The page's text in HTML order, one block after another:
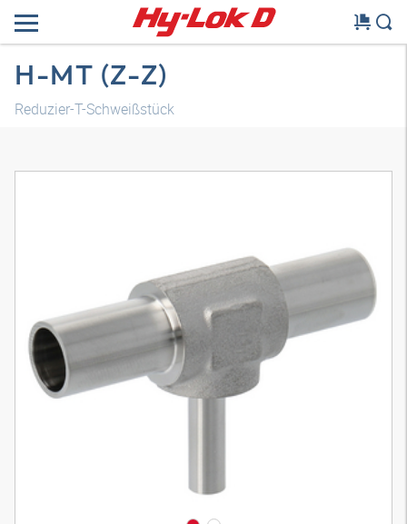
H-MT (Z-Z)
Reduzier-T-Schweißstück